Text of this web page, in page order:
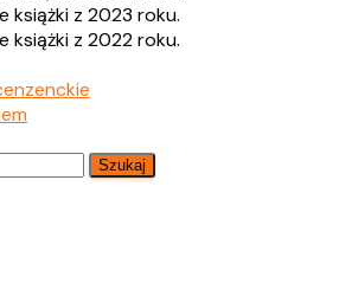
książki z 2023 roku.
książki z 2022 roku.